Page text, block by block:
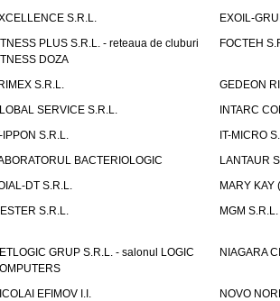
S.R.L.
EXOIL-
PLUS S.R.L. - reteaua de cluburi
DOZA
FOCTEH
S.R.L.
GEDEON
SERVICE S.R.L.
INTARC
IPPON S.R.L.
IT-MICRO
BACTERIOLOGIC
LANTAUR
DT S.R.L.
MARY KAY
S.R.L.
MGM S.R.L.
GRUP S.R.L. - salonul LOGIC
NIAGARA
EFIMOV I.I.
NOVO